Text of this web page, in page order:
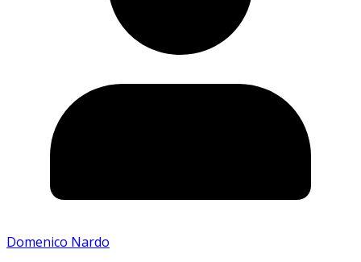
Domenico Nardo